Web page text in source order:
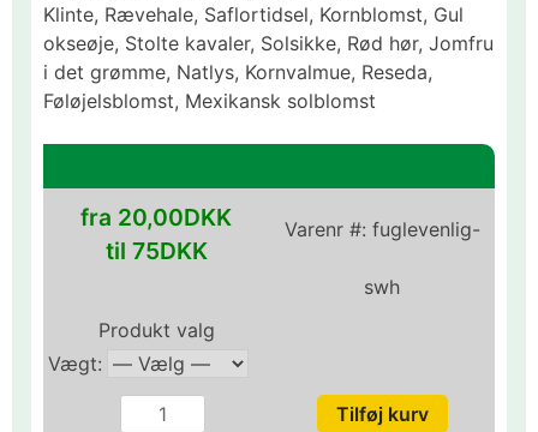
Klinte, Rævehale, Saflortidsel, Kornblomst, Gul
okseøje, Stolte kavaler, Solsikke, Rød hør, Jomfru
i det grømme, Natlys, Kornvalmue, Reseda,
Føløjelsblomst, Mexikansk solblomst
Produkt valg
Vægt:
Varenr #: fuglevenlig-
swh
fra 20,00DKK
til 75DKK